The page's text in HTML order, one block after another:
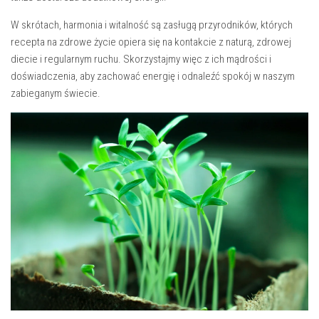
W⁢ skrótach, harmonia ⁤i witalność ‍są ​zasługą przyrodników, których
recepta na ⁣zdrowe życie opiera się na kontakcie z naturą, zdrowej
diecie i ⁣regularnym ruchu. Skorzystajmy więc z ich ‌mądrości i
doświadczenia, aby zachować energię i odnaleźć spokój w naszym
zabieganym świecie.